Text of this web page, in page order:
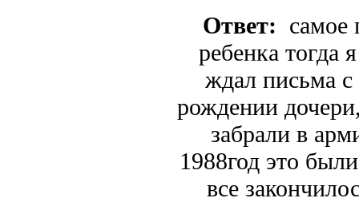
Ответ: самое
ребенка тогда
ждал письма с
рождении
забрали в
1988год это
все